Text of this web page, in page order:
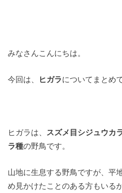
みなさんこんにちは。
今回は、 ヒガラについてまとめ
ヒガラは、 スズメ目シジュウカ
ラ種の野鳥です。
山地に生息する野鳥ですが、平
め見かけたことのある方もいる